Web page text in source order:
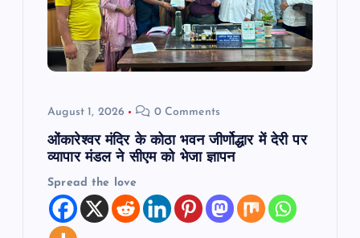
August 1, 2026 0 Comments
ओंकारेश्वर मंदिर के कोठा भवन जीर्णोद्धार में देरी पर
व्यापार मंडल ने सीएम को भेजा ज्ञापन
Spread the love